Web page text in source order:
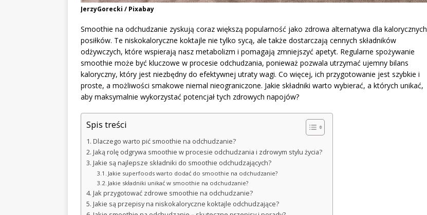
JerzyGorecki / Pixabay
Smoothie na odchudzanie zyskują coraz większą popularność jako zdrowa alternatywa dla kalorycznych
posiłków. Te niskokaloryczne koktajle nie tylko sycą, ale także dostarczają cennych składników
odżywczych, które wspierają nasz metabolizm i pomagają zmniejszyć apetyt. Regularne spożywanie
smoothie może być kluczowe w procesie odchudzania, ponieważ pozwala utrzymać ujemny bilans
kaloryczny, który jest niezbędny do efektywnej utraty wagi. Co więcej, ich przygotowanie jest szybkie i
proste, a możliwości smakowe niemal nieograniczone. Jakie składniki warto wybierać, a których unikać,
aby maksymalnie wykorzystać potencjał tych zdrowych napojów?
Spis treści
Dlaczego warto pić smoothie na odchudzanie?
Jaką rolę odgrywa smoothie w procesie odchudzania i zdrowym stylu życia?
Jakie są najlepsze składniki do smoothie odchudzających?
Jakie superfoods warto dodać do smoothie na odchudzanie?
Jakie składniki unikać w smoothie na odchudzanie?
Jak przygotować zdrowe smoothie na odchudzanie?
Jakie są przepisy na niskokaloryczne koktajle odchudzające?